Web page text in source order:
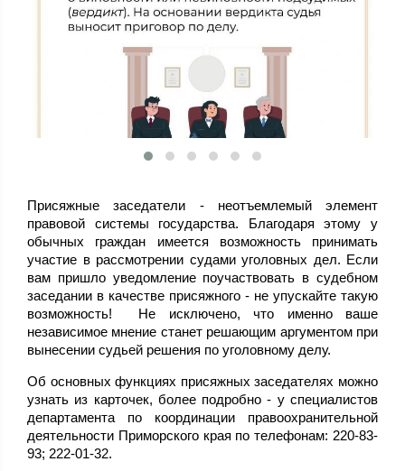
Присяжные заседатели - неотъемлемый элемент
правовой системы государства. Благодаря этому у
обычных граждан имеется возможность принимать
участие в рассмотрении судами уголовных дел. Если
вам пришло уведомление поучаствовать в судебном
заседании в качестве присяжного - не упускайте такую
возможность! Не исключено, что именно ваше
независимое мнение станет решающим аргументом при
вынесении судьей решения по уголовному делу.
Об основных функциях присяжных заседателях можно
узнать из карточек, более подробно - у специалистов
департамента по координации правоохранительной
деятельности Приморского края по телефонам: 220-83-
93; 222-01-32.